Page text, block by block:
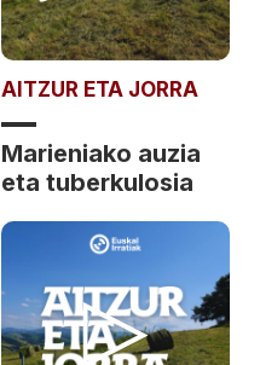
AITZUR ETA JORRA
Marieniako auzia
eta tuberkulosia